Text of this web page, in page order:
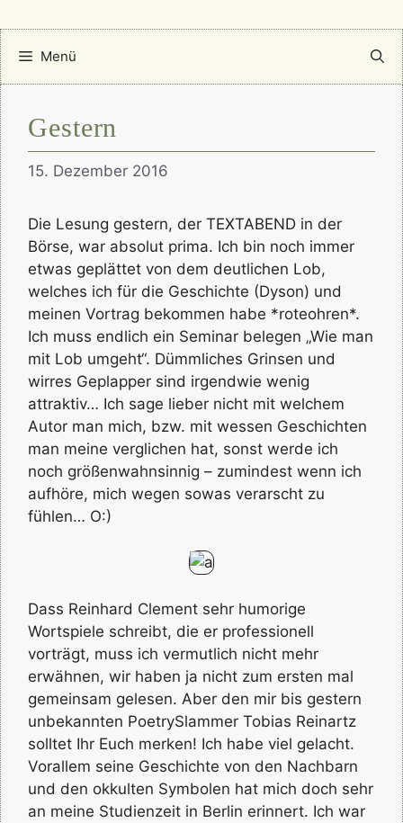
Menü
Gestern
15. Dezember 2016
Die Lesung gestern, der TEXTABEND in der
Börse, war absolut prima. Ich bin noch immer
etwas geplättet von dem deutlichen Lob,
welches ich für die Geschichte (Dyson) und
meinen Vortrag bekommen habe *roteohren*.
Ich muss endlich ein Seminar belegen „Wie man
mit Lob umgeht“. Dümmliches Grinsen und
wirres Geplapper sind irgendwie wenig
attraktiv… Ich sage lieber nicht mit welchem
Autor man mich, bzw. mit wessen Geschichten
man meine verglichen hat, sonst werde ich
noch größenwahnsinnig – zumindest wenn ich
aufhöre, mich wegen sowas verarscht zu
fühlen… O:)
Dass Reinhard Clement sehr humorige
Wortspiele schreibt, die er professionell
vorträgt, muss ich vermutlich nicht mehr
erwähnen, wir haben ja nicht zum ersten mal
gemeinsam gelesen. Aber den mir bis gestern
unbekannten PoetrySlammer Tobias Reinartz
solltet Ihr Euch merken! Ich habe viel gelacht.
Vorallem seine Geschichte von den Nachbarn
und den okkulten Symbolen hat mich doch sehr
an meine Studienzeit in Berlin erinnert. Ich war